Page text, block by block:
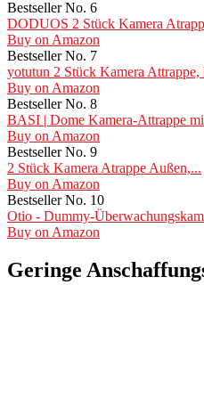
Bestseller No. 6
DODUOS 2 Stück Kamera
Buy on Amazon
Bestseller No. 7
yotutun 2 Stück Kamera Attrappe,
Buy on Amazon
Bestseller No. 8
BASI | Dome Kamera-Attrappe
Buy on Amazon
Bestseller No. 9
2 Stück Kamera Atrappe Außen,...
Buy on Amazon
Bestseller No. 10
Otio - Dummy-
Buy on Amazon
Geringe